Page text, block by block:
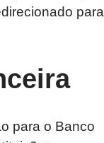
para
para o Banco